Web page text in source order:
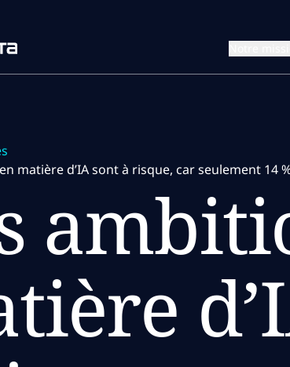
matière d’IA sont à risque, car seulement 14